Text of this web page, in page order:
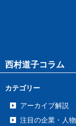
西村道子コラム
カテゴリー
アーカイブ解説
注目の企業・人物